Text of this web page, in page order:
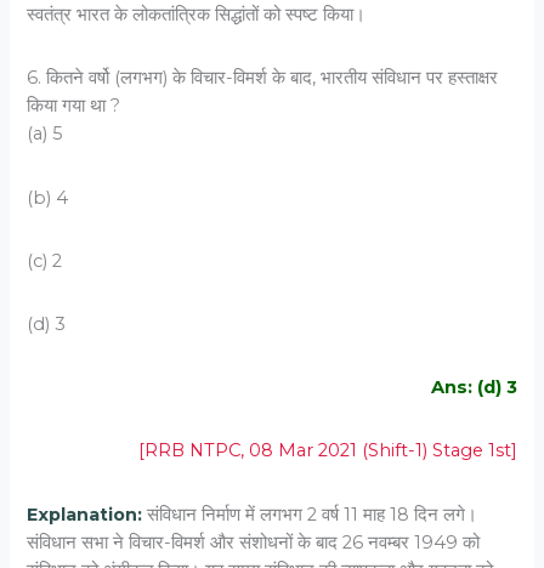
स्वतंत्र भारत के लोकतांत्रिक सिद्धांतों को स्पष्ट किया।
6. कितने वर्षो (लगभग) के विचार-विमर्श के बाद, भारतीय संविधान पर हस्ताक्षर
किया गया था ?
(a) 5
(b) 4
(c) 2
(d) 3
Ans: (d) 3
[RRB NTPC, 08 Mar 2021 (Shift-1) Stage 1st]
Explanation: संविधान निर्माण में लगभग 2 वर्ष 11 माह 18 दिन लगे।
संविधान सभा ने विचार-विमर्श और संशोधनों के बाद 26 नवम्बर 1949 को